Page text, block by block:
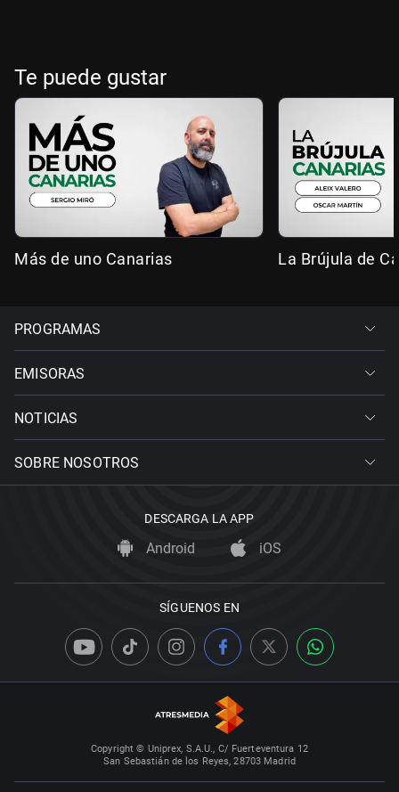
Te puede gustar
Más de uno Canarias La Brújula de
PROGRAMAS
EMISORAS
NOTICIAS
SOBRE NOSOTROS
DESCARGA LA APP
Android iOS
SÍGUENOS EN
Copyright © Uniprex, S.A.U., C/ Fuerteventura 12
San Sebastián de los Reyes, 28703 Madrid